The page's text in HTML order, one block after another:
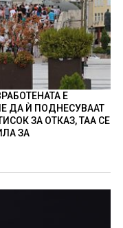
Е
ДА Ѝ ПОДНЕСУВААТ
ЗА ОТКАЗ, ТАА СЕ
ЗА